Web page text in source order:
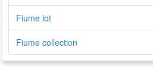
Fiume lot
Fiume collection